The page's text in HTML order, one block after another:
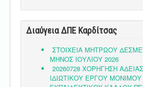
Διαύγεια ΔΠΕ Καρδίτσας